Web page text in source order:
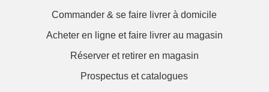
Commander & se faire livrer à domicile
Acheter en ligne et faire livrer au magasin
Réserver et retirer en magasin
Prospectus et catalogues